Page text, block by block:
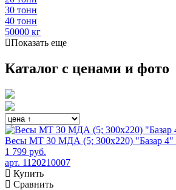
30 тонн
40 тонн
50000 кг
Показать еще
Каталог с ценами и фото
Весы МТ 30 МДА (5; 300х220) "Базар 4"
1 799 руб.
арт. 1120210007
Купить
Сравнить